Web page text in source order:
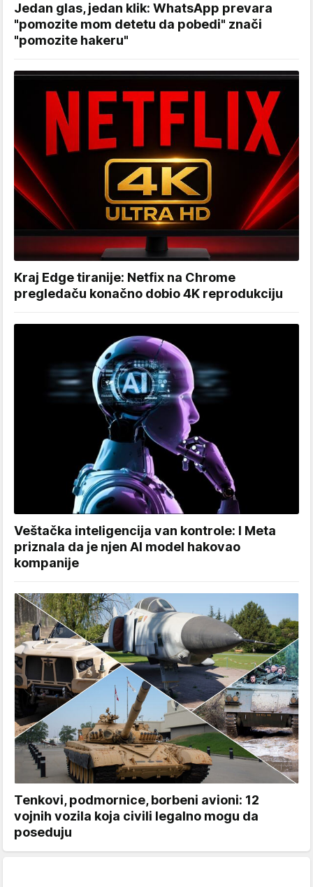
Jedan glas, jedan klik: WhatsApp prevara
"pomozite mom detetu da pobedi" znači
"pomozite hakeru"
Kraj Edge tiranije: Netfix na Chrome
pregledaču konačno dobio 4K reprodukciju
Veštačka inteligencija van kontrole: I Meta
priznala da je njen AI model hakovao
kompanije
Tenkovi, podmornice, borbeni avioni: 12
vojnih vozila koja civili legalno mogu da
poseduju